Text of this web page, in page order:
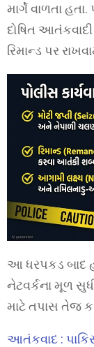
માર્ગે વાળતા
દોષિત
રિમાન્ડ પર
આ ધરપકડ
નેટવર્કના મૂળ
માટે તપાસ તેજ
આતંકવાદ :